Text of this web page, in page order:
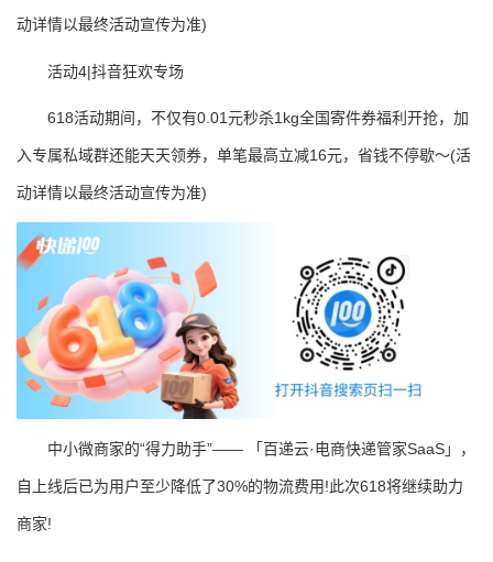
动详情以最终活动宣传为准)
活动4|抖音狂欢专场
618活动期间，不仅有0.01元秒杀1kg全国寄件券福利开抢，加
入专属私域群还能天天领券，单笔最高立减16元，省钱不停歇～(活
动详情以最终活动宣传为准)
中小微商家的“得力助手”—— 「百递云·电商快递管家SaaS」，
自上线后已为用户至少降低了30%的物流费用!此次618将继续助力
商家!